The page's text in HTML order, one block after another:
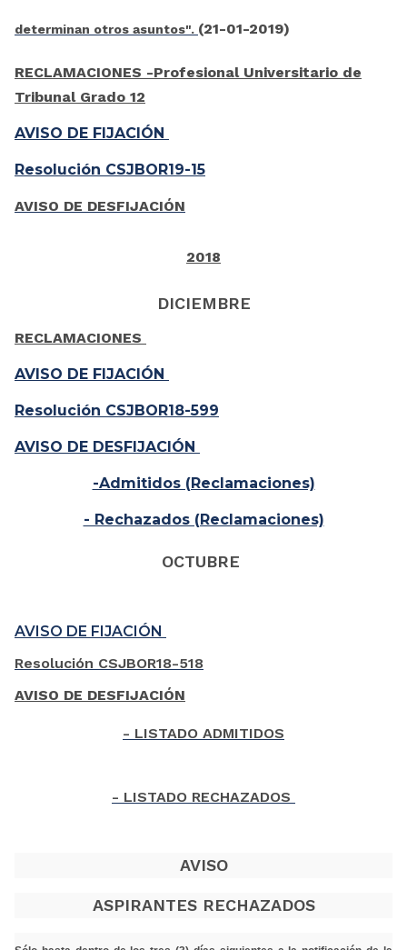
determinan otros asuntos". (21-01-2019)
RECLAMACIONES -Profesional Universitario de
Tribunal Grado 12
AVISO DE FIJACIÓN
Resolución CSJBOR19-15
AVISO DE DESFIJACIÓN
2018
DICIEMBRE
RECLAMACIONES
AVISO DE FIJACIÓN
Resolución CSJBOR18-599
AVISO DE DESFIJACIÓN
-Admitidos (Reclamaciones)
- Rechazados (Reclamaciones)
OCTUBRE
AVISO DE FIJACIÓN
Resolución CSJBOR18-518
AVISO DE DESFIJACIÓN
- LISTADO ADMITIDOS
- LISTADO RECHAZADOS
AVISO
ASPIRANTES RECHAZADOS